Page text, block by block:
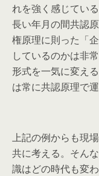
れを強く感じてい
長い年月の間共認
権原理に則った「
しているのかは非
形式を一気に変え
は常に共認原理で
上記の例からも現
共に考える。そん
識はどの時代も変